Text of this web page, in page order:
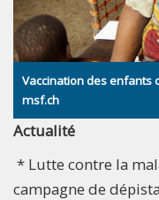
Vaccination des enfants
msf.ch
Actualité
* Lutte contre la
campagne de